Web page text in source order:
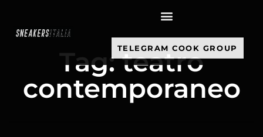
TELEGRAM COOK GROUP
Tag: teatro
contemporaneo